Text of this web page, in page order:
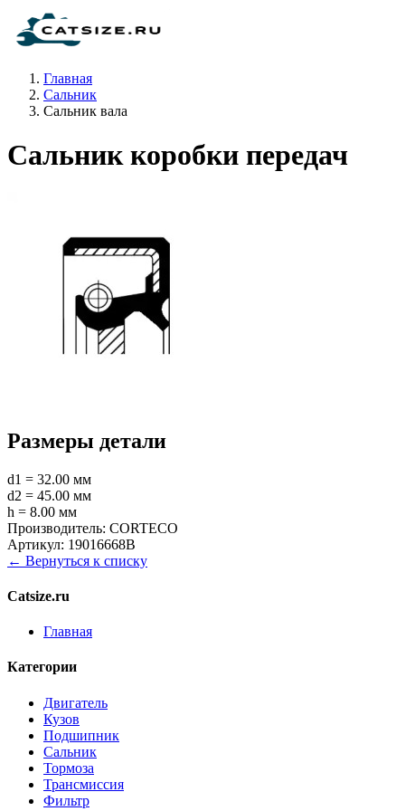
Главная
Сальник
Сальник вала
Сальник коробки передач
Размеры детали
d1 = 32.00 мм
d2 = 45.00 мм
h = 8.00 мм
Производитель: CORTECO
Артикул: 19016668B
← Вернуться к списку
Catsize.ru
Главная
Категории
Двигатель
Кузов
Подшипник
Сальник
Тормоза
Трансмиссия
Фильтр